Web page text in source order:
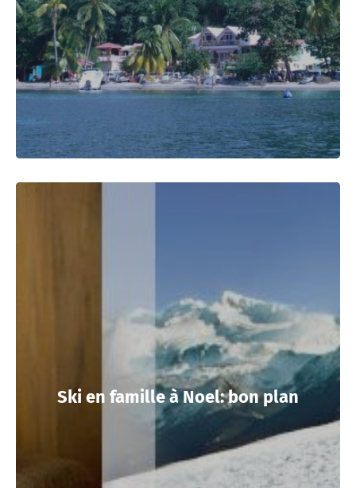
Ski en famille à Noel: bon plan